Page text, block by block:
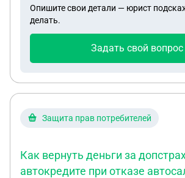
Опишите свои детали — юрист
делать.
Задать свой вопрос
Защита прав потребителей
Как вернуть деньги за
автокредите при отказе